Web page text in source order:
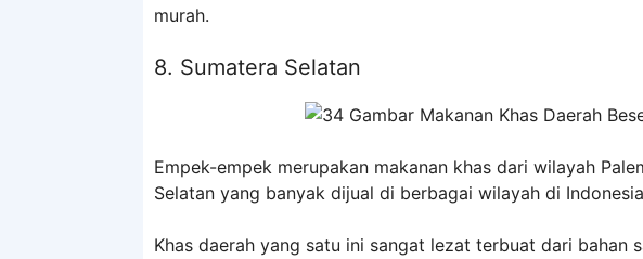
murah.
8. Sumatera Selatan
Empek-empek merupakan makanan khas dari wilayah
Selatan yang banyak dijual di berbagai wilayah di
Khas daerah yang satu ini sangat lezat terbuat dari bahan